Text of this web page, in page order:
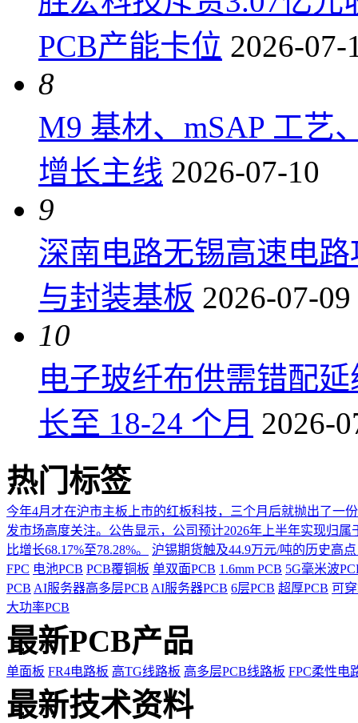
PCB产能卡位 2026-07-
8
M9 基材、mSAP 工艺
增长主线 2026-07-10
9
深南电路无锡高速电
与封装基板 2026-07-09
10
电子玻纤布供需错配
长至 18-24 个月 2026-
热门标签
今年4月才在沪市主板上市的红板科技，三个月后就抛出了一
发市场高度关注。公告显示，公司预计2026年上半年实现归
比增长68.17%至78.28%。
沪锡期货触及44.9万元/吨的历史高
FPC 电池PCB PCB覆铜板 单双面PCB 1.6mm PCB 5G毫米波
PCB AI服务器高多层PCB AI服务器PCB 6层PCB 超厚PCB 可
大功率PCB
最新PCB产品
单面板 FR4电路板 高TG线路板 高多层PCB线路板 FPC柔性电
最新技术资料